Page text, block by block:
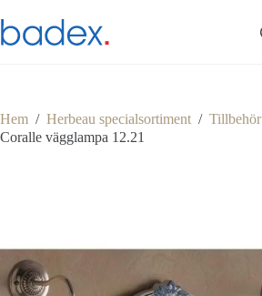
till
innehåll
Hem / Herbeau specialsortiment / Tillbehör
Coralle vägglampa 12.21